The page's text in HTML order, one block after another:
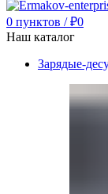
0 пунктов / ₽0
Наш каталог
Зарядые-